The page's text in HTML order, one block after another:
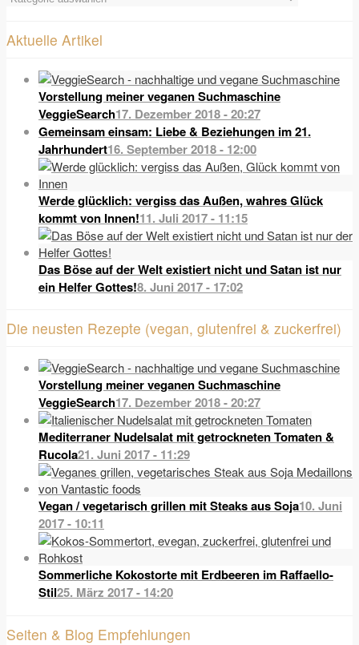
Aktuelle Artikel
Vorstellung meiner veganen Suchmaschine
VeggieSearch17. Dezember 2018 - 20:27
Gemeinsam einsam: Liebe & Beziehungen im 21.
Jahrhundert16. September 2018 - 12:00
Werde glücklich: vergiss das Außen, wahres Glück
kommt von Innen!11. Juli 2017 - 11:15
Das Böse auf der Welt existiert nicht und Satan ist nur
ein Helfer Gottes!8. Juni 2017 - 17:02
Die neusten Rezepte (vegan, glutenfrei & zuckerfrei)
Vorstellung meiner veganen Suchmaschine
VeggieSearch17. Dezember 2018 - 20:27
Mediterraner Nudelsalat mit getrockneten Tomaten &
Rucola21. Juni 2017 - 11:29
Vegan / vegetarisch grillen mit Steaks aus Soja10. Juni
2017 - 10:11
Sommerliche Kokostorte mit Erdbeeren im Raffaello-
Stil25. März 2017 - 14:20
Seiten & Blog Empfehlungen